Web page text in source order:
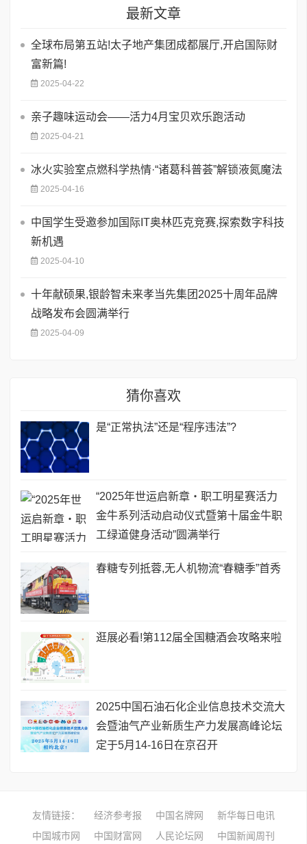
最新文章
全球布局第五站!太子地产集团成都展厅,开启国际财
富新篇!
2025-04-22
亲子趣味运动会——活力4月宝贝欢乐跑活动
2025-04-21
冰火实验室点燃科学热情·“诸葛科普荟”解锁液氮魔法
2025-04-16
中国学生受邀参加国际IT奥林匹克竞赛,探索数字科技
新机遇
2025-04-10
十年献硕果,银龄智未来孝当先集团2025十周年品牌
战略发布会圆满举行
2025-04-09
猜你喜欢
是“正常执法”还是“程序违法”?
“2025年世运启新章・职工明星赛活力
金牛系列活动启动仪式暨第十届金牛职
工绿道健身活动”圆满举行
春糖专列抵蓉,无人机物流“春糖季”首秀
逛展必看!第112届全国糖酒会攻略来啦
2025中国石油石化企业信息技术交流大
会暨油气产业新质生产力发展高峰论坛
定于5月14-16日在京召开
友情链接： 经济参考报 中国名牌网
新华每日电讯
中国城市网
中国财富网 人民论坛网 中国新闻周刊